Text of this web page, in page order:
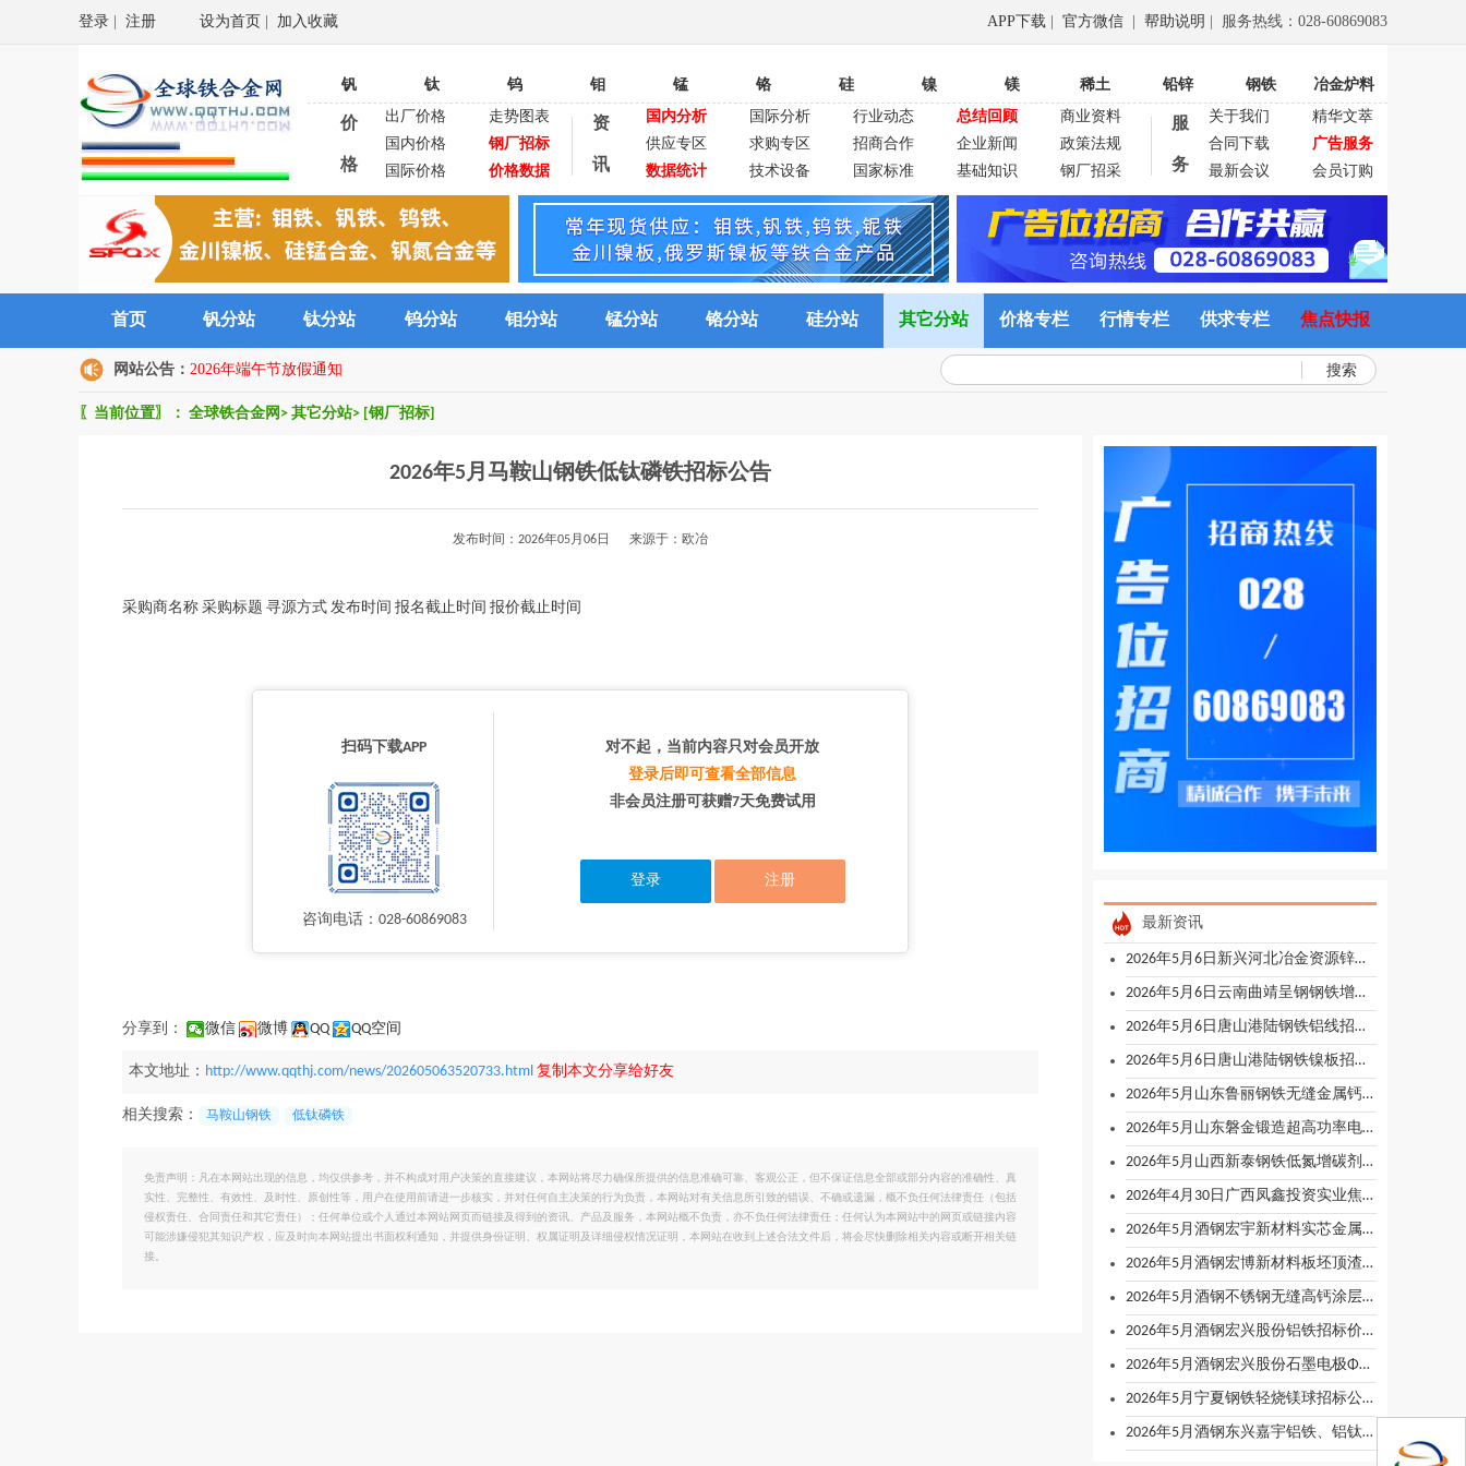
登录 注册 设为首页 加入收藏 APP下载 官方微信 帮助说明 | 服务热线：028-60869083
钒 钛 钨 钼 锰 铬 硅 镍 镁 稀土 铅锌 钢铁 冶金炉料
价
格
出厂价格
走势图表
国内价格
钢厂招标
国际价格
价格数据
资
讯
国内分析 国际分析 行业动态 总结回顾
商业资料
供应专区
求购专区 招商合作 企业新闻
政策法规
数据统计
技术设备 国家标准 基础知识 钢厂招采
服
务
关于我们
精华文萃
合同下载
广告服务
最新会议
会员订购
首页 钒分站 钛分站 钨分站 钼分站 锰分站 铬分站 硅分站 其它分站 价格专栏 行情专栏 供求专栏 焦点快报
网站公告： 2026年端午节放假通知 搜索
〖当前位置〗： 全球铁合金网 > 其它分站> [钢厂招标]
2026年5月马鞍山钢铁低钛磷铁招标公告
发布时间：2026年05月06日 来源于：欧冶
采购商名称 采购标题 寻源方式 发布时间 报名截止时间 报价截止时间
扫码下载APP
咨询电话：028-60869083
对不起，当前内容只对会员开放
登录后即可查看全部信息
非会员注册可获赠7天免费试用
登录 注册
分享到： 微信 微博 QQ QQ空间
本文地址： http://www.qqthj.com/news/202605063520733.html 复制本文分享给好友
相关搜索： 马鞍山钢铁 低钛磷铁
免责声明：凡在本网站出现的信息，均仅供参考，并不构成对用户决策的直接建议，本网站将尽力确保所提供的信息准确可靠、客观公正，但不保证信息全部或部分内容的准确性、真
实性、完整性、有效性、及时性、原创性等，用户在使用前请进一步核实，并对任何自主决策的行为负责，本网站对有关信息所引致的错误、不确或遗漏，概不负任何法律责任（包括
侵权责任、合同责任和其它责任）；任何单位或个人通过本网站网页而链接及得到的资讯、产品及服务，本网站概不负责，亦不负任何法律责任；任何认为本网站中的网页或链接内容
可能涉嫌侵犯其知识产权，应及时向本网站提出书面权利通知，并提供身份证明、权属证明及详细侵权情况证明，本网站在收到上述合法文件后，将会尽快删除相关内容或断开相关链
接。
最新资讯
2026年5月6日新兴河北冶金资源锌锭采购公告（武安）
2026年5月6日云南曲靖呈钢钢铁增碳剂招标公告
2026年5月6日唐山港陆钢铁铝线招标公告
2026年5月6日唐山港陆钢铁镍板招标公告
2026年5月山东鲁丽钢铁无缝金属钙包芯线招标公告
2026年5月山东磐金锻造超高功率电极610招标公告
2026年5月山西新泰钢铁低氮增碳剂招标公告
2026年4月30日广西凤鑫投资实业焦炭招标采购公告
2026年5月酒钢宏宇新材料实芯金属钙铝包芯线招标价格
2026年5月酒钢宏博新材料板坯顶渣改制剂招标价格
2026年5月酒钢不锈钢无缝高钙涂层线招标价格
2026年5月酒钢宏兴股份铝铁招标价格
2026年5月酒钢宏兴股份石墨电极Φ450mm、Φ600mm招标价格
2026年5月宁夏钢铁轻烧镁球招标公告
2026年5月酒钢东兴嘉宇铝铁、铝钛、铝硅、铝硼中间、铝铍合金招标成交公示